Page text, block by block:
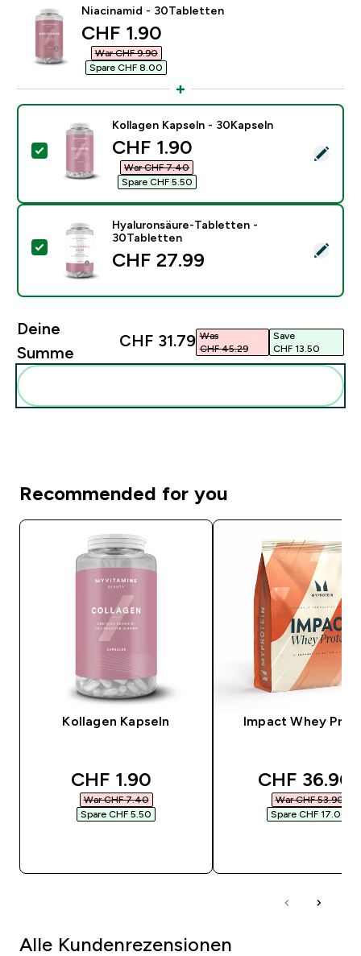
Niacinamid - 30Tabletten
discounted price
CHF 1.90‎
War CHF 9.90‎
Spare CHF 8.00‎
Dieses Produkt ausw�hlen - Kollagen Kapseln -
Kollagen Kapseln - 30Kapseln
discounted price
CHF 1.90‎
War CHF 7.40‎
Spare CHF 5.50‎
Dieses Produkt ausw�hlen - Hyaluronsäure-
Hyaluronsäure-Tabletten -
30Tabletten
CHF 27.99‎
Deine
Summe
CHF 31.79‎ Was
CHF 45.29‎
Save
CHF 13.50‎
Recommended for you
Kollagen Kapseln
discounted price
CHF 1.90‎
War CHF 7.40‎
Spare CHF 5.50‎
Impact Whey
discounted
CHF 36.90‎
War CHF 53.90‎
Spare CHF 17.00‎
Alle Kundenrezensionen